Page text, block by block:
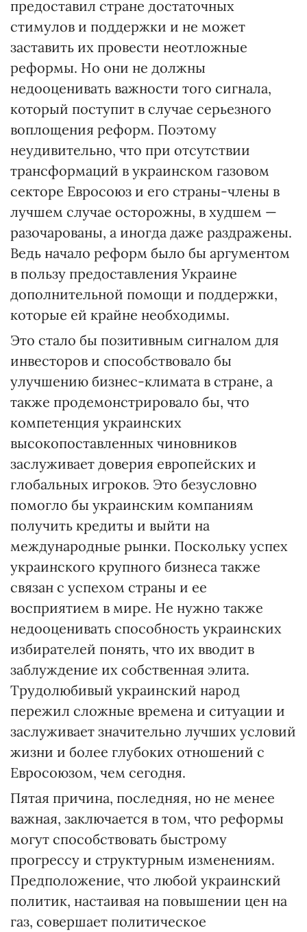
предоставил стране достаточных
стимулов и поддержки и не может
заставить их провести неотложные
реформы. Но они не должны
недооценивать важности того сигнала,
который поступит в случае серьезного
воплощения реформ. Поэтому
неудивительно, что при отсутствии
трансформаций в украинском газовом
секторе Евросоюз и его страны-члены в
лучшем случае осторожны, в худшем —
разочарованы, а иногда даже раздражены.
Ведь начало реформ было бы аргументом
в пользу предоставления Украине
дополнительной помощи и поддержки,
которые ей крайне необходимы.
Это стало бы позитивным сигналом для
инвесторов и способствовало бы
улучшению бизнес-климата в стране, а
также продемонстрировало бы, что
компетенция украинских
высокопоставленных чиновников
заслуживает доверия европейских и
глобальных игроков. Это безусловно
помогло бы украинским компаниям
получить кредиты и выйти на
международные рынки. Поскольку успех
украинского крупного бизнеса также
связан с успехом страны и ее
восприятием в мире. Не нужно также
недооценивать способность украинских
избирателей понять, что их вводит в
заблуждение их собственная элита.
Трудолюбивый украинский народ
пережил сложные времена и ситуации и
заслуживает значительно лучших условий
жизни и более глубоких отношений с
Евросоюзом, чем сегодня.
Пятая причина, последняя, но не менее
важная, заключается в том, что реформы
могут способствовать быстрому
прогрессу и структурным изменениям.
Предположение, что любой украинский
политик, настаивая на повышении цен на
газ, совершает политическое